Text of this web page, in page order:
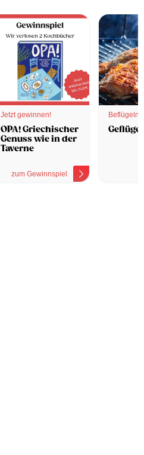
Jetzt gewinnen!
OPA! Griechischer
Genuss wie in der
Taverne
zum Gewinnspiel